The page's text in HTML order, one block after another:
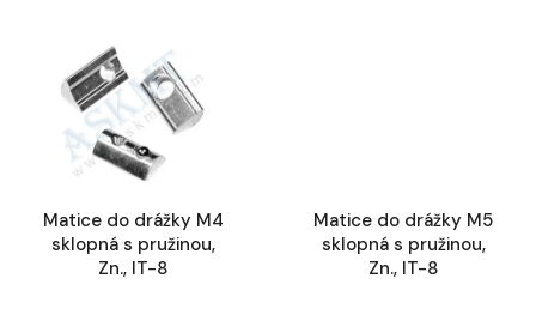
Matice do drážky M4
sklopná s pružinou,
Zn., IT-8
Matice do drážky M5
sklopná s pružinou,
Zn., IT-8